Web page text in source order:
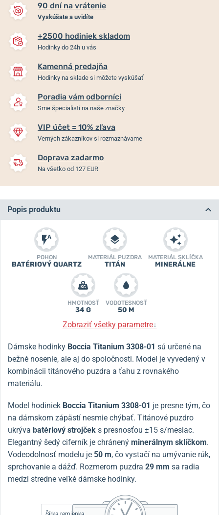
90 dní na vrátenie
Vyskúšate a uvidíte
+2500 hodiniek skladom
Hodinky do 24h u vás
Kamenná predajňa
Hodinky na sklade si môžete vyskúšať
Poradia vám odborníci
Sme špecialisti na naše značky
VIP účet = 10% zľava
Verných zákazníkov si rozmaznávame
Doprava zadarmo
Na všetko od 127 EUR
Popis produktu
POHON
BATÉRIOVÝ QUARTZ
MATERIÁL PUZDRA
TITÁN
MATERIÁL SKLÍČKA
MINERÁLNE
HMOTNOSŤ
34 G
VODOTESNOSŤ
50 M
Zobraziť všetky parametre↓
Dámske hodinky Boccia Titanium 3308-01 sú určené na
bežné nosenie, ale aj do spoločnosti. Model je vyvedený v
kombinácii titánového puzdra a ťahu z rovnakého
materiálu.
Model hodiniek Boccia Titanium 3308-01 je presne tým, čo
na dámskom zápästí nesmie chýbať. Titánové puzdro
ukrýva batériový strojček s presnosťou ±15 s/mesiac.
Elegantný šedý ciferník je chránený minerálnym sklíčkom.
Vodeodolnosť modelu je 50 m, čo vystačí na umývanie rúk,
sprchovanie a dážď. Rozmerom puzdra 29 mm sa radia
medzi stredne veľké dámske hodinky.